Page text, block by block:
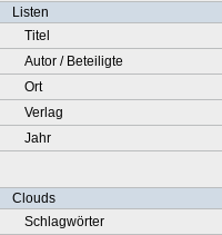
Listen
Titel
Autor / Beteiligte
Ort
Verlag
Jahr
Clouds
Schlagwörter